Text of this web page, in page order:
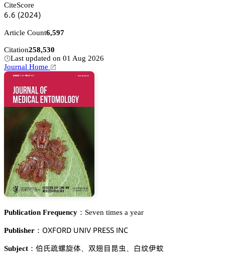
CiteScore
炆.炆 (缗蔡缗鋺)
Article Count6,597
Citation258,530
Last updated on 01 Aug 2026
Journal Home
Publication Frequency： Seven times a year
Publisher： 鵣雼彦鵣葤枀 侶沟喊妯 鵝葤乊偌偌 喊沟。
Subject： 铨畍䌉䃞樨俷、 垢鎫㰍火㜟、 骏㓇縎葶